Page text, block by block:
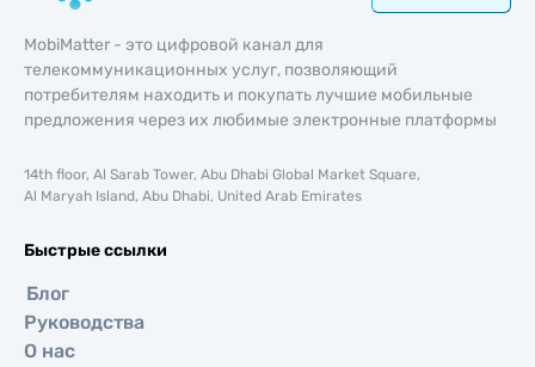
MobiMatter - это цифровой канал для
телекоммуникационных услуг, позволяющий
потребителям находить и покупать лучшие мобильные
предложения через их любимые электронные платформы
14th floor, Al Sarab Tower, Abu Dhabi Global Market Square,
Al Maryah Island, Abu Dhabi, United Arab Emirates
Быстрые ссылки
Блог
Руководства
О нас